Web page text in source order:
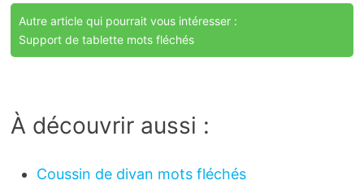
Autre article qui pourrait vous intéresser :
Support de tablette mots fléchés
À découvrir aussi :
Coussin de divan mots fléchés